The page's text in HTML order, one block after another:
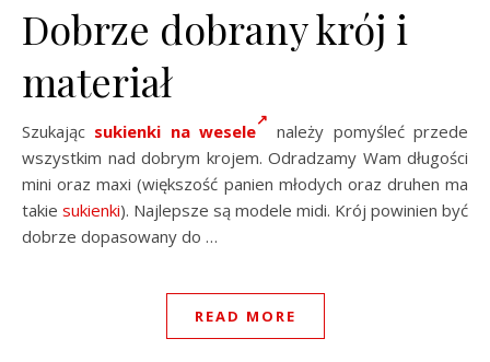
Dobrze dobrany krój i
materiał
Szukając sukienki na wesele
należy pomyśleć przede
wszystkim nad dobrym krojem. Odradzamy Wam długości
mini oraz maxi (większość panien młodych oraz druhen ma
takie sukienki). Najlepsze są modele midi. Krój powinien być
dobrze dopasowany do …
READ MORE